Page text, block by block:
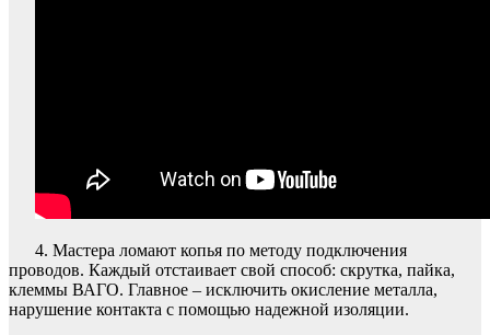
4. Мастера ломают копья по методу подключения
проводов. Каждый отстаивает свой способ: скрутка, пайка,
клеммы ВАГО. Главное – исключить окисление металла,
нарушение контакта с помощью надежной изоляции.